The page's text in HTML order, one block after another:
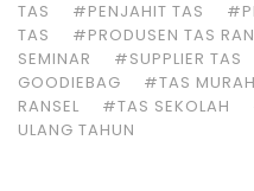
TAS
#PENJAHIT TAS
TAS
#PRODUSEN TAS
SEMINAR
#SUPPLIER TAS
GOODIEBAG
#TAS MURAH
RANSEL
#TAS SEKOLAH
ULANG TAHUN